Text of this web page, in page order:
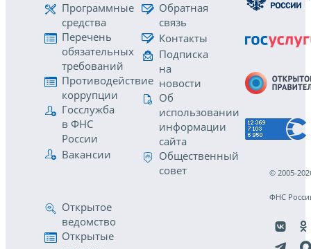
Программные
средства
Перечень
обязательных
требований
Противодействие
коррупции
Госслужба
в ФНС
России
Вакансии
Обратная
связь
Контакты
Подписка
на
новости
Об
использовании
информации
сайта
Общественный
совет
Открытое
ведомство
Открытые
© 2005-
ФНС